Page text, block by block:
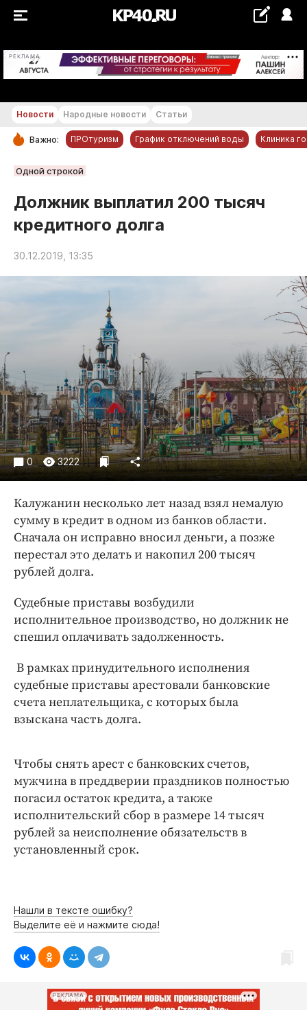
РЕКЛАМА +28 °С
РУБРИКИ
Статьи
Народные новости
Авто и транспорт
Благоустройство
Недвижимость и ЖКХ
Образование
Общество
Погода
Праздники
Происшествия
Спорт
Экономика и бизнес
ПРОЕКТЫ
Блоги
Издания
Медиаперсона
Интересное чтиво
Клиника года
Работодатель года
Новости Народные новости Статьи
Важно: ПРОтуризм График отключений воды Клиника
Одной строкой
Должник выплатил 200 тысяч
кредитного долга
30.12.2019, 13:35
0 3222
Калужанин несколько лет назад взял немалую
сумму в кредит в одном из банков области.
Сначала он исправно вносил деньги, а позже
перестал это делать и накопил 200 тысяч
рублей долга.
Судебные приставы возбудили
исполнительное производство, но должник не
спешил оплачивать задолженность.
В рамках принудительного исполнения
судебные приставы арестовали банковские
счета неплательщика, с которых была
взыскана часть долга.
Чтобы снять арест с банковских счетов,
мужчина в преддверии праздников полностью
погасил остаток кредита, а также
исполнительский сбор в размере 14 тысяч
рублей за неисполнение обязательств в
установленный срок.
Нашли в тексте ошибку?
Выделите её и нажмите сюда!
РЕКЛАМА